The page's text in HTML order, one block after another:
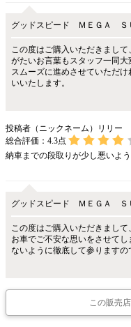
グッドスピード ＭＥＧＡ Ｓ
この度はご購入いただきまし
がたいお言葉もスタッフ一同
スムーズに進めさせていただ
いいたします。
投稿者（ニックネーム）リリー
総合評価： 4.3点
納車までの段取りが少し悪いよ
グッドスピード ＭＥＧＡ Ｓ
この度はご購入いただきまし
お車でご不安な思いをさせて
ないように徹底して参りますの
この販売